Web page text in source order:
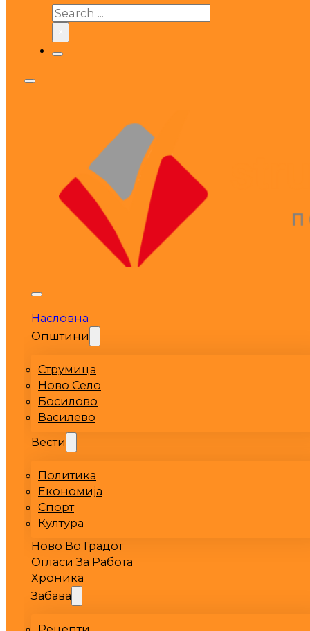
Search
Насловна
Општини
Струмица
Ново Село
Босилово
Василево
Вести
Политика
Економија
Спорт
Култура
Ново Во Градот
Огласи За Работа
Хроника
Забава